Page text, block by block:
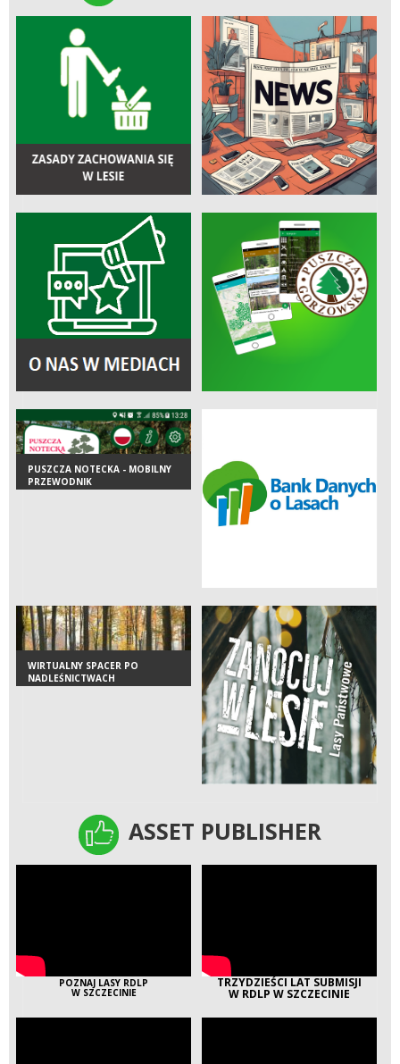
PUSZCZA NOTECKA - MOBILNY
PRZEWODNIK
WIRTUALNY SPACER PO
NADLEŚNICTWACH
ASSET PUBLISHER
ASSET PUBLISHER
POZNAJ LASY RDLP
W SZCZECINIE
TRZYDZIEŚCI LAT SUBMISJI
W RDLP W SZCZECINIE